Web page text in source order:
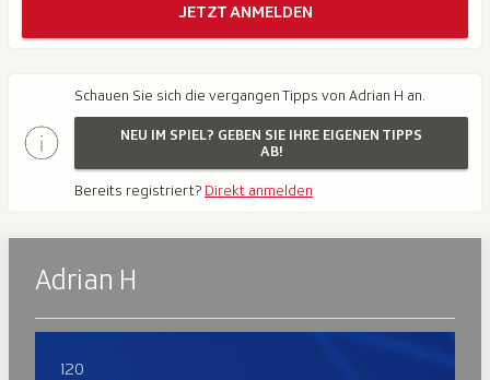
Schauen Sie sich die vergangen Tipps von Adrian H an.
NEU IM SPIEL? GEBEN SIE IHRE EIGENEN TIPPS
AB!
Bereits registriert? Direkt anmelden
Adrian H
120
JETZT ANMELDEN